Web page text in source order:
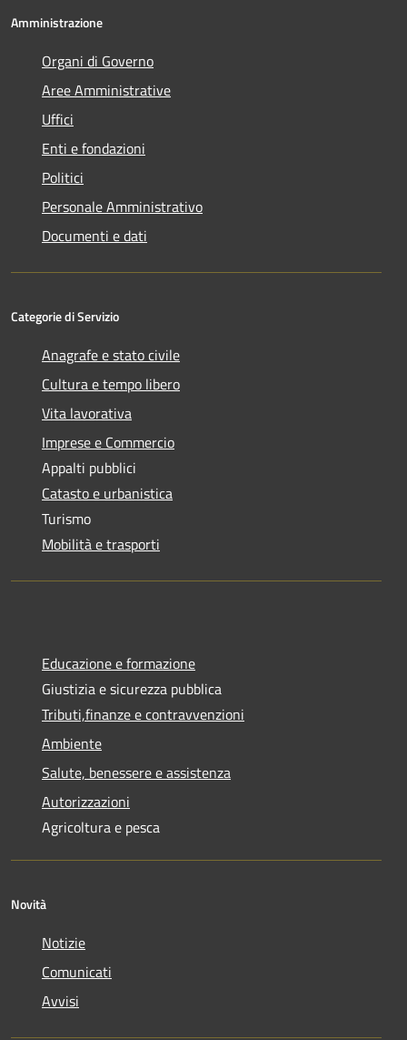
Amministrazione
Organi di Governo
Aree Amministrative
Uffici
Enti e fondazioni
Politici
Personale Amministrativo
Documenti e dati
Categorie di Servizio
Anagrafe e stato civile
Cultura e tempo libero
Vita lavorativa
Imprese e Commercio
Appalti pubblici
Catasto e urbanistica
Turismo
Mobilità e trasporti
Educazione e formazione
Giustizia e sicurezza pubblica
Tributi,finanze e contravvenzioni
Ambiente
Salute, benessere e assistenza
Autorizzazioni
Agricoltura e pesca
Novità
Notizie
Comunicati
Avvisi